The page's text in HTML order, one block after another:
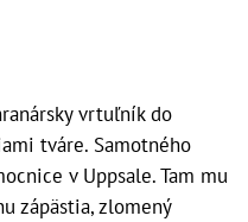
vrtuľník do
tváre. Samotného
v Uppsale. Tam mu
zápästia, zlomený